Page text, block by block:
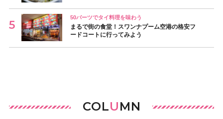
50バーツでタイ料理を味わう
まるで街の食堂！スワンナプーム空港の格安フ
ードコートに行ってみよう
COLUMN